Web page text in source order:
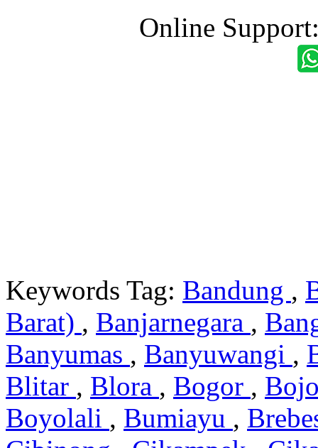
Online
Keywords Tag: Bandung ,
Barat) , Banjarnegara ,
Banyumas , Banyuwangi ,
Blitar , Blora , Bogor ,
Boyolali , Bumiayu ,